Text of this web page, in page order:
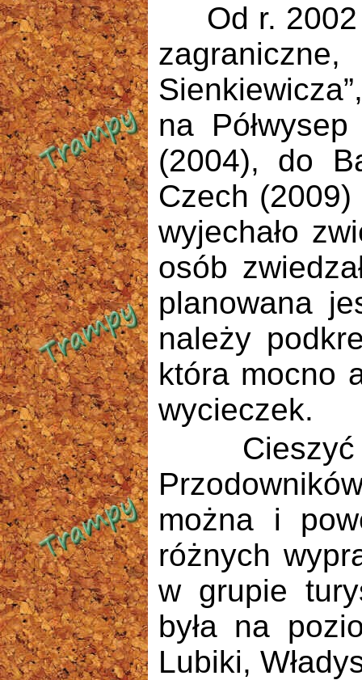
Od r. 2002
na
(2004), do
Czech
wyjechało
osób
planowana
należy
która mocno
wycieczek.
Cieszyć
można i
różnych
w grupie
była na
Lubiki,